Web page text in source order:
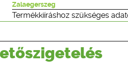
Zalaegerszeg
Termékkiíráshoz szükséges